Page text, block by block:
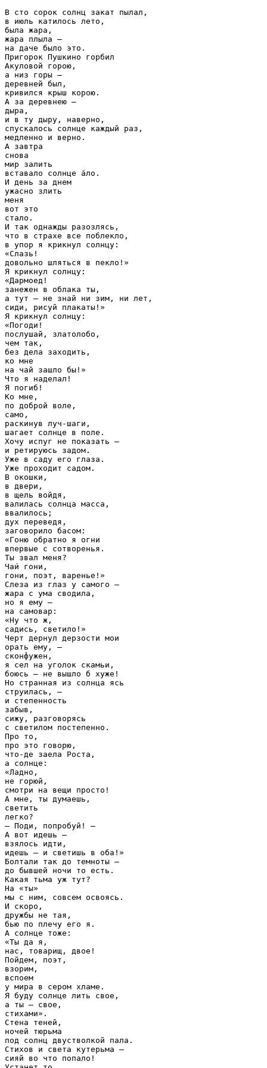
В сто сорок солнц закат пылал,
в июль катилось лето,
была жара,
жара плыла —
на даче было это.
Пригорок Пушкино горбил
Акуловой горою,
а низ горы —
деревней был,
кривился крыш корою.
А за деревнею —
дыра,
и в ту дыру, наверно,
спускалось солнце каждый раз,
медленно и верно.
А завтра
снова
мир залить
вставало солнце а́ло.
И день за днем
ужасно злить
меня
вот это
стало.
И так однажды разозлясь,
что в страхе все поблекло,
в упор я крикнул солнцу:
«Слазь!
довольно шляться в пекло!»
Я крикнул солнцу:
«Дармоед!
занежен в облака ты,
а тут — не знай ни зим, ни лет,
сиди, рисуй плакаты!»
Я крикнул солнцу:
«Погоди!
послушай, златолобо,
чем так,
без дела заходить,
ко мне
на чай зашло бы!»
Что я наделал!
Я погиб!
Ко мне,
по доброй воле,
само,
раскинув луч-шаги,
шагает солнце в поле.
Хочу испуг не показать —
и ретируюсь задом.
Уже в саду его глаза.
Уже проходит садом.
В окошки,
в двери,
в щель войдя,
валилась солнца масса,
ввалилось;
дух переведя,
заговорило басом:
«Гоню обратно я огни
впервые с сотворенья.
Ты звал меня?
Чаи́ гони,
гони, поэт, варенье!»
Слеза из глаз у самого —
жара с ума сводила,
но я ему —
на самовар:
«Ну что ж,
садись, светило!»
Черт дернул дерзости мои
орать ему, —
сконфужен,
я сел на уголок скамьи,
боюсь — не вышло б хуже!
Но странная из солнца ясь
струилась, —
и степенность
забыв,
сижу, разговорясь
с светилом постепенно.
Про то,
про это говорю,
что-де заела Роста,
а солнце:
«Ладно,
не горюй,
смотри на вещи просто!
А мне, ты думаешь,
светить
легко?
— Поди, попробуй! —
А вот идешь —
взялось идти,
идешь — и светишь в оба!»
Болтали так до темноты —
до бывшей ночи то есть.
Какая тьма уж тут?
На «ты»
мы с ним, совсем освоясь.
И скоро,
дружбы не тая,
бью по плечу его я.
А солнце тоже:
«Ты да я,
нас, товарищ, двое!
Пойдем, поэт,
взорим,
вспоем
у мира в сером хламе.
Я буду солнце лить свое,
а ты — свое,
стихами».
Стена теней,
ночей тюрьма
под солнц двустволкой пала.
Стихов и света кутерьма —
сияй во что попало!